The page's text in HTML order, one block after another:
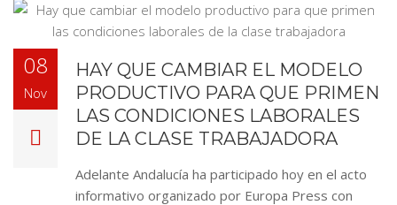
08
Nov
HAY QUE CAMBIAR EL MODELO
PRODUCTIVO PARA QUE PRIMEN
LAS CONDICIONES LABORALES
DE LA CLASE TRABAJADORA
Adelante Andalucía ha participado hoy en el acto
informativo organizado por Europa Press con